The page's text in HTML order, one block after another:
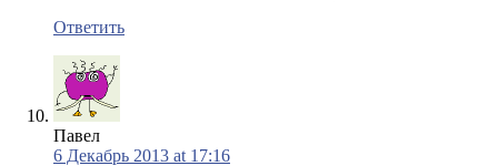
Ответить
Павел
6 Декабрь 2013 at 17:16